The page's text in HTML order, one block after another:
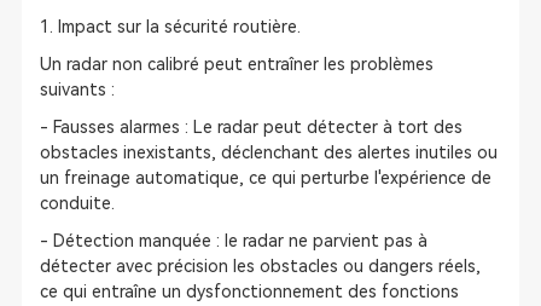
1. Impact sur la sécurité routière.
Un radar non calibré peut entraîner les problèmes
suivants :
- Fausses alarmes : Le radar peut détecter à tort des
obstacles inexistants, déclenchant des alertes inutiles ou
un freinage automatique, ce qui perturbe l'expérience de
conduite.
- Détection manquée : le radar ne parvient pas à
détecter avec précision les obstacles ou dangers réels,
ce qui entraîne un dysfonctionnement des fonctions